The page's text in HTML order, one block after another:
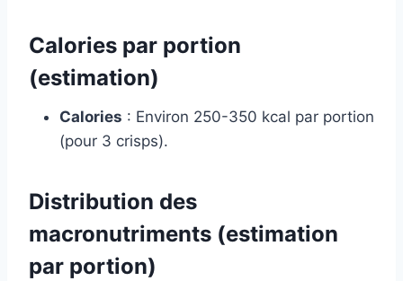
Calories par portion
(estimation)
Calories : Environ 250-350 kcal par portion
(pour 3 crisps).
Distribution des
macronutriments (estimation
par portion)